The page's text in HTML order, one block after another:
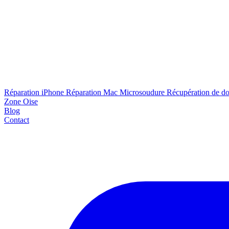
Réparation iPhone Réparation Mac Microsoudure Récupération de
Zone Oise
Blog
Contact